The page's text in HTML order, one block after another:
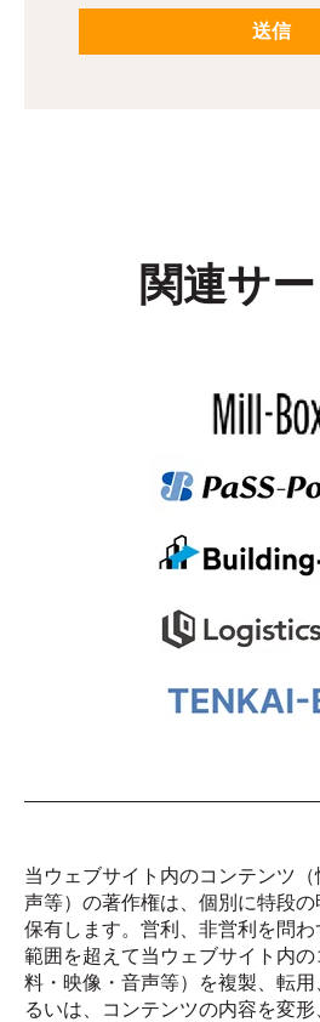
関連サ
当ウェブサイト内のコンテンツ
声等）の著作権は、個別に特段
保有します。営利、非営利を問
範囲を超えて当ウェブサイト内
料・映像・音声等）を複製、転
るいは、コンテンツの内容を変